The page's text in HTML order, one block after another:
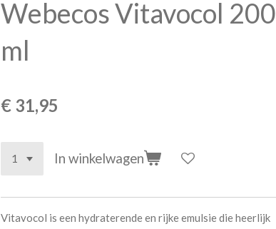
Webecos Vitavocol 200
ml
€ 31,95
In winkelwagen
Vitavocol is een hydraterende en rijke emulsie die heerlijk